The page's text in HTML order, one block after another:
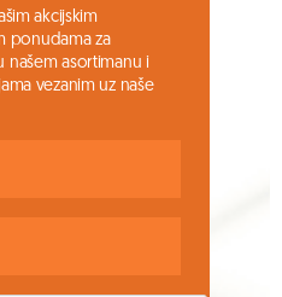
akcijskim
ponudama za
našem asortimanu i
vezanim uz naše